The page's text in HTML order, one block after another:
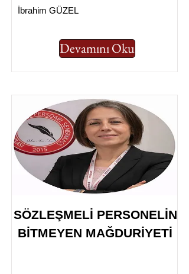
İbrahim GÜZEL
Devamını Oku
SÖZLEŞMELİ PERSONELİN
BİTMEYEN MAĞDURİYETİ